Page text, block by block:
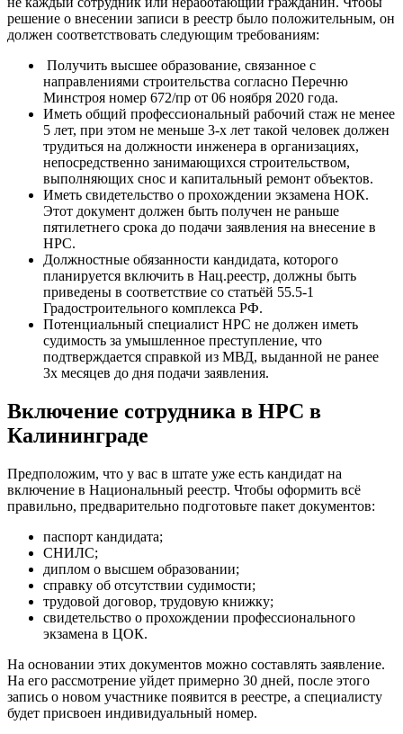
решение о внесении записи в реестр было положительным, он
должен соответствовать следующим требованиям:
Получить высшее образование, связанное с
направлениями строительства согласно Перечню
Минстроя номер 672/пр от 06 ноября 2020 года.
Иметь общий профессиональный рабочий стаж не менее
5 лет, при этом не меньше 3-х лет такой человек должен
трудиться на должности инженера в организациях,
непосредственно занимающихся строительством,
выполняющих снос и капитальный ремонт объектов.
Иметь свидетельство о прохождении экзамена НОК.
Этот документ должен быть получен не раньше
пятилетнего срока до подачи заявления на внесение в
НРС.
Должностные обязанности кандидата, которого
планируется включить в Нац.реестр, должны быть
приведены в соответствие со статьёй 55.5-1
Градостроительного комплекса РФ.
Потенциальный специалист НРС не должен иметь
судимость за умышленное преступление, что
подтверждается справкой из МВД, выданной не ранее
3х месяцев до дня подачи заявления.
Включение сотрудника в НРС в
Калининграде
Предположим, что у вас в штате уже есть кандидат на
включение в Национальный реестр. Чтобы оформить всё
правильно, предварительно подготовьте пакет документов:
паспорт кандидата;
СНИЛС;
диплом о высшем образовании;
справку об отсутствии судимости;
трудовой договор, трудовую книжку;
свидетельство о прохождении профессионального
экзамена в ЦОК.
На основании этих документов можно составлять заявление.
На его рассмотрение уйдет примерно 30 дней, после этого
запись о новом участнике появится в реестре, а специалисту
будет присвоен индивидуальный номер.